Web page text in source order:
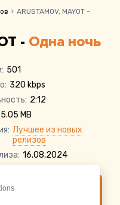
ARUSTAMOV, MAYOT -
- Одна ночь
501
320 kbps
2:12
5.05 MB
Лучшее из новых
релизов
16.08.2024
MAYOT - Одна